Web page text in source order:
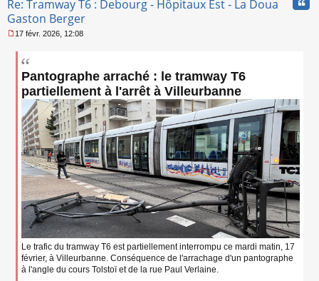
n
u
Re: Tramway T6 : Debourg - Hôpitaux Est - La Doua
Gaston Berger
e
17 févr. 2026, 12:08
Pantographe arraché : le tramway T6
partiellement à l'arrêt à Villeurbanne
Le trafic du tramway T6 est partiellement interrompu ce mardi matin, 17
février, à Villeurbanne. Conséquence de l'arrachage d'un pantographe
à l'angle du cours Tolstoï et de la rue Paul Verlaine.